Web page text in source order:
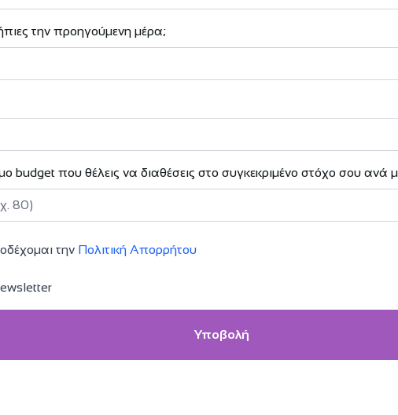
την προηγούμενη μέρα;
budget που θέλεις να διαθέσεις στο συγκεκριμένο στόχο σου ανά
την Πολιτική Απορρήτου
Υποβολή